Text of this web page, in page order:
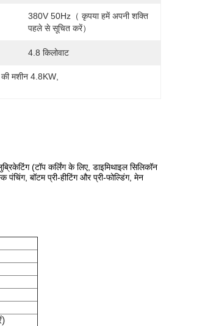
380V 50Hz（ कृपया हमें अपनी शक्ति
पहले से सूचित करें）
4.8 किलोवाट
की मशीन 4.8KW
(टॉप कर्लिंग के लिए, डाइमिथाइल सिलिकॉन
बॉटम प्री-हीटिंग और प्री-फोल्डिंग, मेन